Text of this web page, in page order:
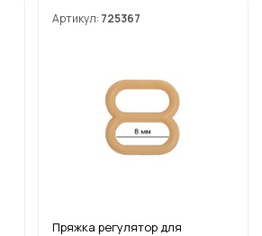
Артикул: 725367
Пряжка регулятор для